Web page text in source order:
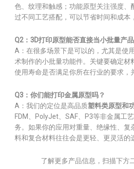
色、纹理和触感；功能原型关注强度、
过不同工艺搭配，可以节省时间和成本
Q2：3D打印原型能否直接当小批量产
A：在很多场景下是可以的，尤其是使
术制作的小批量功能件。关键要确定材
使用寿命是否满足你所在行业的要求，
Q3：你们能打印金属原型吗？
A：我们的定位是高品质塑料类原型和
FDM、PolyJet、SAF、P3等非金属工
务。如果你的应用对重量、绝缘性、复
料和复合材料往往会是更轻、更灵活的
了解更多产品信息，扫描下方